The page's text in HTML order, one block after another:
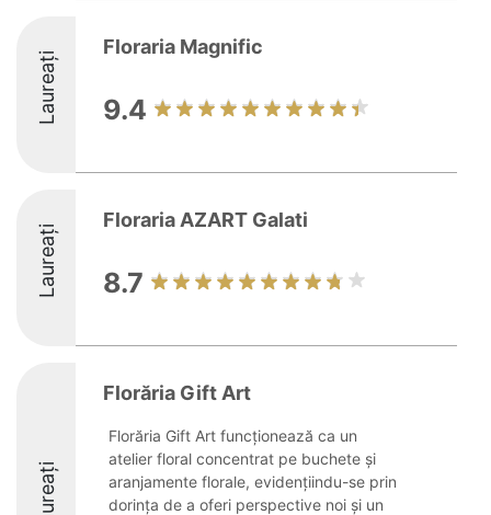
Laureați
Floraria Magnific
9.4
Laureați
Floraria AZART Galati
8.7
Laureați
Florăria Gift Art
Florăria Gift Art funcționează ca un
atelier floral concentrat pe buchete și
aranjamente florale, evidențiindu-se prin
dorința de a oferi perspective noi și un